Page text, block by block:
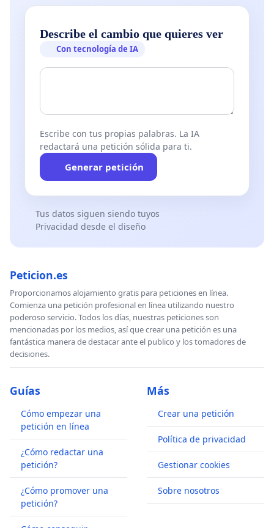
Describe el cambio que quieres ver
Con tecnología de IA
Escribe con tus propias palabras. La IA
redactará una petición sólida para ti.
Generar petición
Tus datos siguen siendo tuyos
Privacidad desde el diseño
Peticion.es
Proporcionamos alojamiento gratis para peticiones en línea.
Comienza una petición profesional en línea utilizando nuestro
poderoso servicio. Todos los días, nuestras peticiones son
mencionadas por los medios, así que crear una petición es una
fantástica manera de destacar ante el publico y los tomadores de
decisiones.
Guías
Cómo empezar una
petición en línea
¿Cómo redactar una
petición?
¿Cómo promover una
petición?
Más
Crear una petición
Política de privacidad
Gestionar cookies
Sobre nosotros